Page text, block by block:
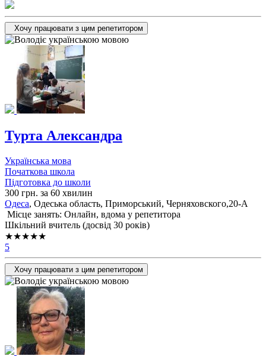
Хочу працювати з цим репетитором
Турта Александра
Українська мова
Початкова школа
Підготовка до школи
300 грн. за 60 хвилин
Одеса, Одеська область, Приморський, Черняховского,20-А
Місце занять: Онлайн, вдома у репетитора
Шкільний вчитель (досвід 30 років)
★★★★★
5
Хочу працювати з цим репетитором